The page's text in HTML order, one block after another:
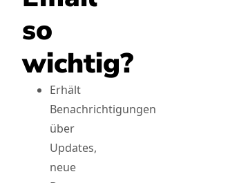
so
wichtig?
Erhält
Benachrichtigungen
über
Updates,
neue